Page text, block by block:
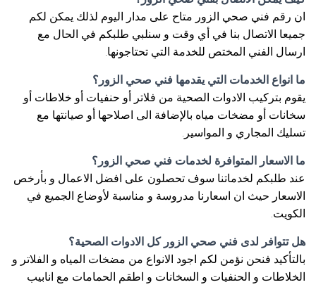
ان رقم فني صحي الزور متاح على مدار اليوم لذلك يمكن لكم
جميعا الاتصال بنا في أي وقت و سنلبي طلبكم في الحال مع
ارسال الفني المختص للخدمة التي تحتاجونها.
ما انواع الخدمات التي يقدمها فني صحي الزور؟
يقوم بتركيب الادوات الصحية من فلاتر أو حنفيات أو خلاطات أو
سخانات أو مضخات مياه بالإضافة الى اصلاحها أو صيانتها مع
تسليك المجاري و المواسير.
ما الاسعار المتوافرة لخدمات فني صحي الزور؟
عند طلبكم لخدماتنا سوف تحصلون على افضل الاعمال و بأرخص
الاسعار حيث ان اسعارنا مدروسة و مناسبة لأوضاع الجميع في
الكويت.
هل تتوافر لدى فني صحي الزور كل الادوات الصحية؟
بالتأكيد فنحن نؤمن لكم اجود الانواع من مضخات المياه و الفلاتر و
الخلاطات و الحنفيات و السخانات و اطقم الحمامات مع انابيب